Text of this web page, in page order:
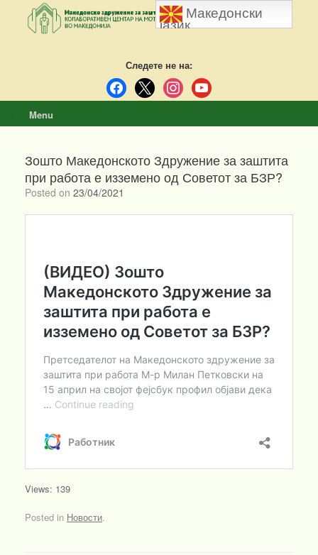
content
Следете не на:
facebook
x instagramyoutube
Menu
Зошто Македонското Здружение за заштита
при работа е изземено од Советот за БЗР?
Posted on 23/04/2021
Views: 139
Posted in Новости.
Македонски
јазик